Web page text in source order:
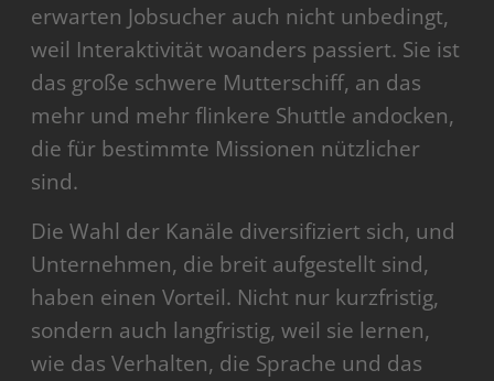
erwarten Jobsucher auch nicht unbedingt,
weil Interaktivität woanders passiert. Sie ist
das große schwere Mutterschiff, an das
mehr und mehr flinkere Shuttle andocken,
die für bestimmte Missionen nützlicher
sind.
Die Wahl der Kanäle diversifiziert sich, und
Unternehmen, die breit aufgestellt sind,
haben einen Vorteil. Nicht nur kurzfristig,
sondern auch langfristig, weil sie lernen,
wie das Verhalten, die Sprache und das